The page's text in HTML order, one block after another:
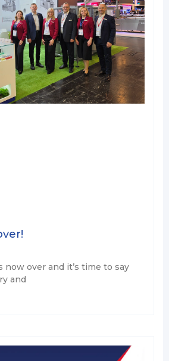
now over and it’s time to say
and